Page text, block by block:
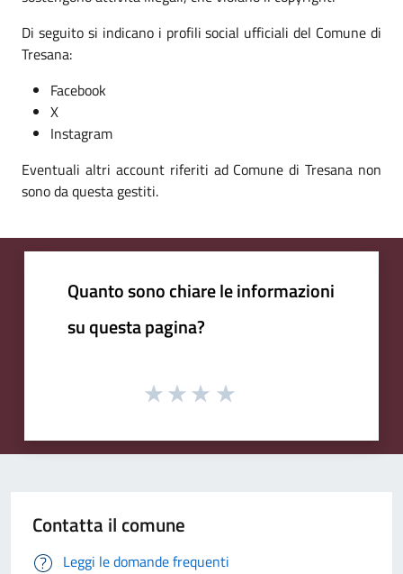
Di seguito si indicano i profili social ufficiali del Comune di
Tresana:
Facebook
X
Instagram
Eventuali altri account riferiti ad Comune di Tresana non
sono da questa gestiti.
Quanto sono chiare le informazioni
su questa pagina?
Contatta il comune
Leggi le domande frequenti